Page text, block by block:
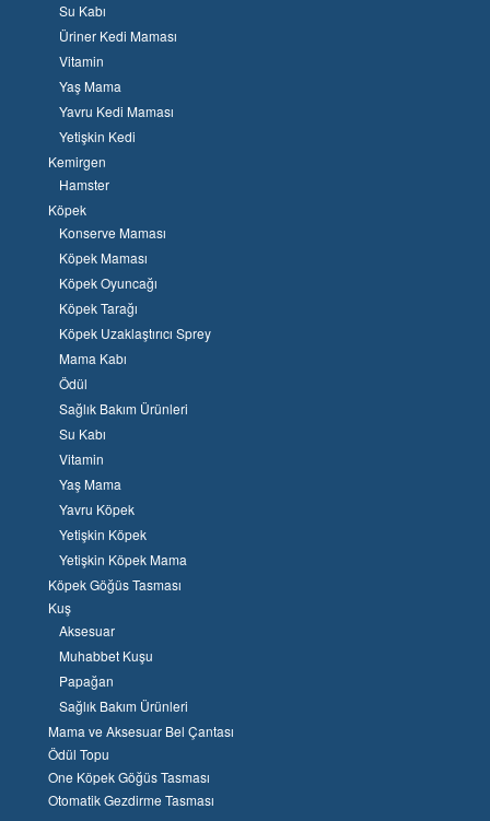
Su Kabı
Üriner Kedi Maması
Vitamin
Yaş Mama
Yavru Kedi Maması
Yetişkin Kedi
Kemirgen
Hamster
Köpek
Konserve Maması
Köpek Maması
Köpek Oyuncağı
Köpek Tarağı
Köpek Uzaklaştırıcı Sprey
Mama Kabı
Ödül
Sağlık Bakım Ürünleri
Su Kabı
Vitamin
Yaş Mama
Yavru Köpek
Yetişkin Köpek
Yetişkin Köpek Mama
Köpek Göğüs Tasması
Kuş
Aksesuar
Muhabbet Kuşu
Papağan
Sağlık Bakım Ürünleri
Mama ve Aksesuar Bel Çantası
Ödül Topu
One Köpek Göğüs Tasması
Otomatik Gezdirme Tasması